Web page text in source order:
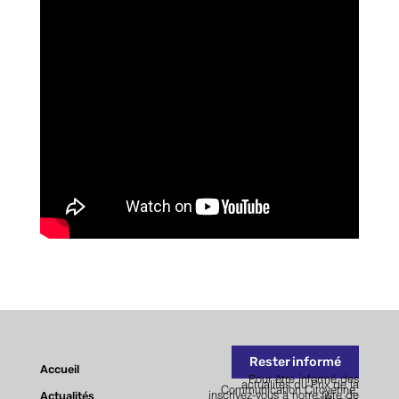
Accueil
Actualités
Rester informé
Pour être informé des
actualités du Prix de la
Communication Citoyenne,
inscrivez-vous à notre liste de